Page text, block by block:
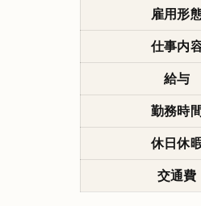
雇用形
仕事内
給与
勤務時間
休日休
交通費